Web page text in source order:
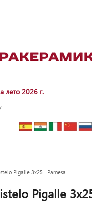
лето 2026 г.
Pigalle 3x25 - Pamesa
Pigalle